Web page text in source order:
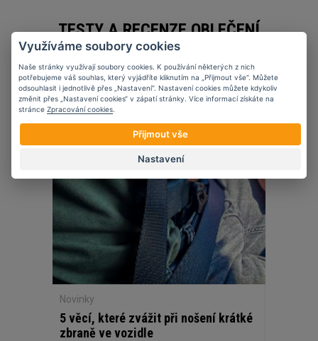
TESTY A RECENZE OBLEČENÍ
27 11 2025
Novinky
5 věcí, které zvážit při nošení krátké
zbraně ve vozidle
Využíváme soubory cookies
Naše stránky využívají soubory cookies. K používání některých z nich
potřebujeme váš souhlas, který vyjádříte kliknutím na „Přijmout vše“. Můžete
odsouhlasit i jednotlivě přes „Nastavení“. Nastavení cookies můžete kdykoliv
změnit přes „Nastavení cookies“ v zápatí stránky. Více informací získáte na
stránce Zpracování cookies
Přijmout vše
Nastavení